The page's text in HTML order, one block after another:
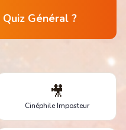
Général ?
🎥
Cinéphile Imposteur